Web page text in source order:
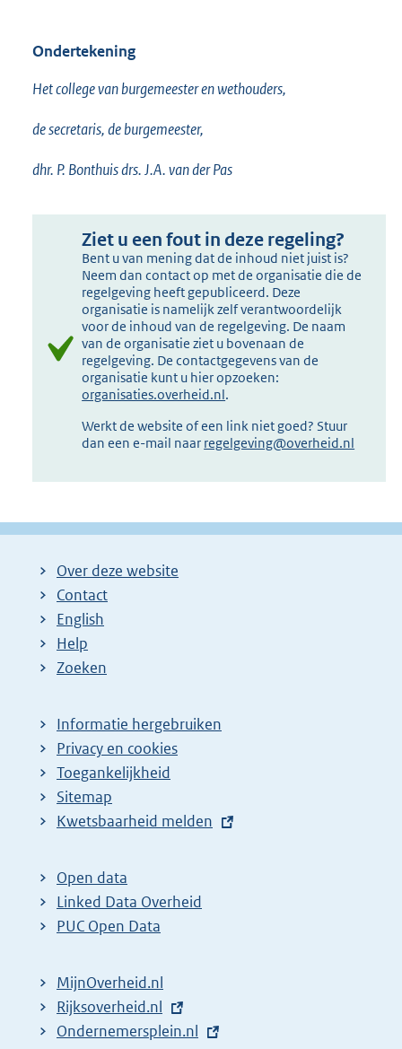
Ondertekening
Het college van burgemeester en wethouders,
de secretaris, de burgemeester,
dhr. P. Bonthuis drs. J.A. van der Pas
Ziet u een fout in deze regeling?
Bent u van mening dat de inhoud niet juist is?
Neem dan contact op met de organisatie die de
regelgeving heeft gepubliceerd. Deze
organisatie is namelijk zelf verantwoordelijk
voor de inhoud van de regelgeving. De naam
van de organisatie ziet u bovenaan de
regelgeving. De contactgegevens van de
organisatie kunt u hier opzoeken:
organisaties.overheid.nl.
Werkt de website of een link niet goed? Stuur
dan een e-mail naar regelgeving@overheid.nl
Over deze website
Contact
English
Help
Zoeken
Informatie hergebruiken
Privacy en cookies
Toegankelijkheid
Sitemap
E
t
e
r
l
i
n
Kwetsbaarheid melden
Open data
Linked Data Overheid
PUC Open Data
MijnOverheid.nl
E
x
Rijksoverheid.nl
E
Ondernemersplein.nl